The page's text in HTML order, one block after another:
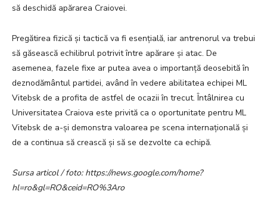
să deschidă apărarea Craiovei.
Pregătirea fizică și tactică va fi esențială, iar antrenorul va trebui
să găsească echilibrul potrivit între apărare și atac. De
asemenea, fazele fixe ar putea avea o importanță deosebită în
deznodământul partidei, având în vedere abilitatea echipei ML
Vitebsk de a profita de astfel de ocazii în trecut. Întâlnirea cu
Universitatea Craiova este privită ca o oportunitate pentru ML
Vitebsk de a-și demonstra valoarea pe scena internațională și
de a continua să crească și să se dezvolte ca echipă.
Sursa articol / foto: https://news.google.com/home?
hl=ro&gl=RO&ceid=RO%3Aro